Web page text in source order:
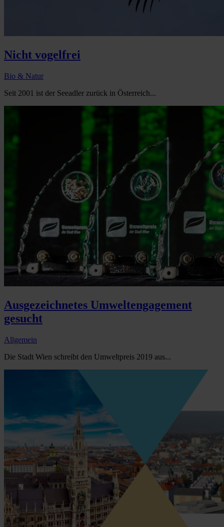
Nicht vogelfrei
Bio & Natur
Seit 2001 ist der Seeadler zurück in Österreich...
Ausgezeichnetes Umweltengagement
gesucht
Allgemein
Die Stadt Wien schreibt den Umweltpreis 2019 aus...